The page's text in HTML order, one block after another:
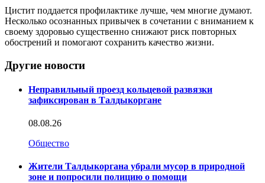
Цистит поддается профилактике лучше, чем многие думают.
Несколько осознанных привычек в сочетании с вниманием к
своему здоровью существенно снижают риск повторных
обострений и помогают сохранить качество жизни.
Другие новости
Неправильный проезд кольцевой развязки
зафиксирован в Талдыкоргане
08.08.26
Общество
Жители Талдыкоргана убрали мусор в природной
зоне и попросили полицию о помощи